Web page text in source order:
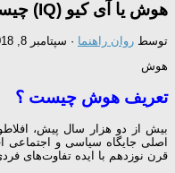
هوش یا آی کیو (IQ) چیست ?
توسط روان راهنما · سپتامبر 8, 2018
هوش
تعریف هوش چیست ؟
بیش از دو هزار سال پیش،
اصلی جایگاه سیاسی و اجتماعی
قرن نوزدهم با ایده‌ تفاوت‌های